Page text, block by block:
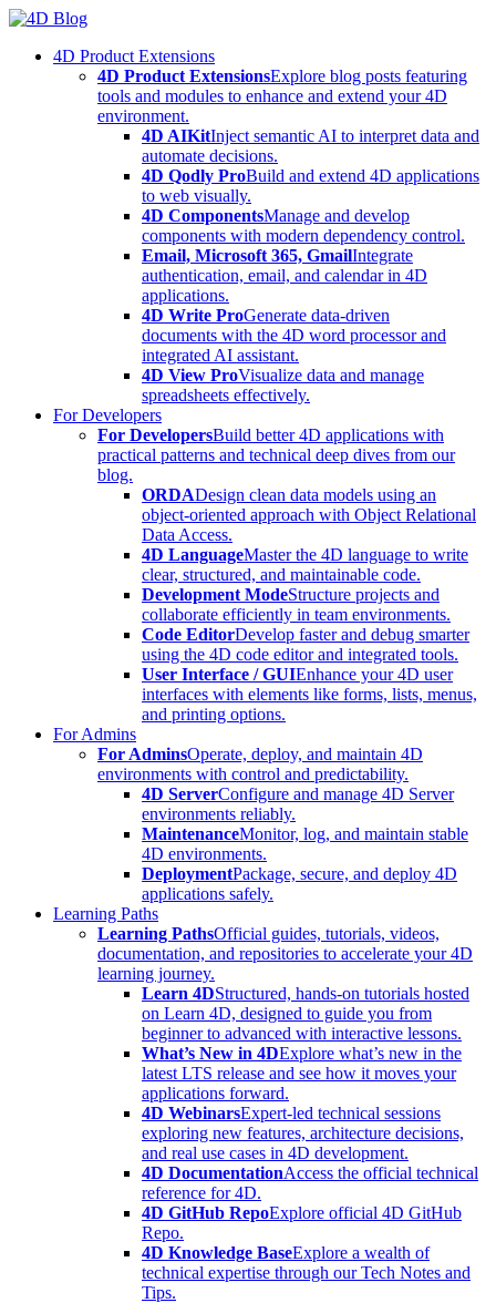
Skip
content4D Product Extensions
4D Product ExtensionsExplore blog posts featuring
tools and modules to enhance and extend your 4D
environment.
4D AIKitInject semantic AI to interpret data and
automate decisions.
4D Qodly ProBuild and extend 4D applications
to web visually.
4D ComponentsManage and develop
components with modern dependency control.
Email, Microsoft 365, GmailIntegrate
authentication, email, and calendar in 4D
applications.
4D Write ProGenerate data-driven
documents with the 4D word processor and
integrated AI assistant.
4D View ProVisualize data and manage
spreadsheets effectively.
For Developers
For DevelopersBuild better 4D applications with
practical patterns and technical deep dives from our
blog.
ORDADesign clean data models using an
object-oriented approach with Object Relational
Data Access.
4D LanguageMaster the 4D language to write
clear, structured, and maintainable code.
Development ModeStructure projects and
collaborate efficiently in team environments.
Code EditorDevelop faster and debug smarter
using the 4D code editor and integrated tools.
User Interface / GUIEnhance your 4D user
interfaces with elements like forms, lists, menus,
and printing options.
For Admins
For AdminsOperate, deploy, and maintain 4D
environments with control and predictability.
4D ServerConfigure and manage 4D Server
environments reliably.
MaintenanceMonitor, log, and maintain stable
4D environments.
DeploymentPackage, secure, and deploy 4D
applications safely.
Learning Paths
Learning PathsOfficial guides, tutorials, videos,
documentation, and repositories to accelerate your 4D
learning journey.
Learn 4DStructured, hands-on tutorials hosted
on Learn 4D, designed to guide you from
beginner to advanced with interactive lessons.
What’s New in 4DExplore what’s new in the
latest LTS release and see how it moves your
applications forward.
4D WebinarsExpert-led technical sessions
exploring new features, architecture decisions,
and real use cases in 4D development.
4D DocumentationAccess the official technical
reference for 4D.
4D GitHub RepoExplore official 4D GitHub
Repo.
4D Knowledge BaseExplore a wealth of
technical expertise through our Tech Notes and
Tips.